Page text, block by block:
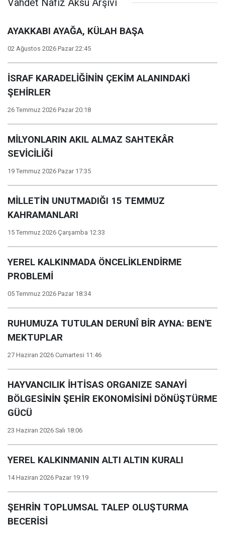
Vahdet Nafiz Aksu Arşivi
AYAKKABI AYAĞA, KÜLAH BAŞA
02 Ağustos 2026 Pazar 22:45
İSRAF KARADELİĞİNİN ÇEKİM ALANINDAKİ
ŞEHİRLER
26 Temmuz 2026 Pazar 20:18
MİLYONLARIN AKIL ALMAZ SAHTEKÂR
SEVİCİLİĞİ
19 Temmuz 2026 Pazar 17:35
MİLLETİN UNUTMADIĞI 15 TEMMUZ
KAHRAMANLARI
15 Temmuz 2026 Çarşamba 12:33
YEREL KALKINMADA ÖNCELİKLENDİRME
PROBLEMİ
05 Temmuz 2026 Pazar 18:34
RUHUMUZA TUTULAN DERUNÎ BİR AYNA: BEN'E
MEKTUPLAR
27 Haziran 2026 Cumartesi 11:46
HAYVANCILIK İHTİSAS ORGANIZE SANAYİ
BÖLGESİNİN ŞEHİR EKONOMİSİNİ DÖNÜŞTÜRME
GÜCÜ
23 Haziran 2026 Salı 18:06
YEREL KALKINMANIN ALTI ALTIN KURALI
14 Haziran 2026 Pazar 19:19
ŞEHRİN TOPLUMSAL TALEP OLUŞTURMA
BECERİSİ